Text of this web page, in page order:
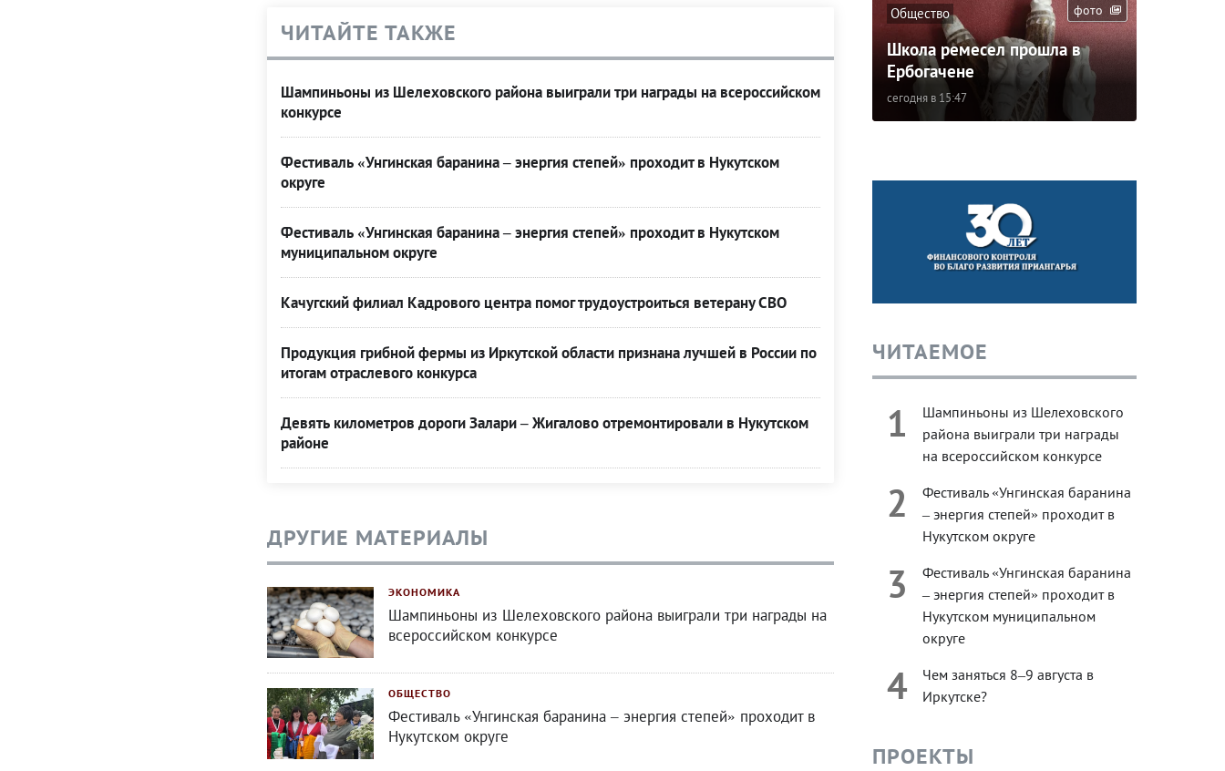
ЧИТАЙТЕ ТАКЖЕ
Шампиньоны из Шелеховского района выиграли три награды на всероссийском
конкурсе
Фестиваль «Унгинская баранина – энергия степей» проходит в Нукутском
округе
Фестиваль «Унгинская баранина – энергия степей» проходит в Нукутском
муниципальном округе
Качугский филиал Кадрового центра помог трудоустроиться ветерану СВО
Продукция грибной фермы из Иркутской области признана лучшей в России по
итогам отраслевого конкурса
Девять километров дороги Залари – Жигалово отремонтировали в Нукутском
районе
ДРУГИЕ МАТЕРИАЛЫ
ЭКОНОМИКА
Шампиньоны из Шелеховского района выиграли три награды на
всероссийском конкурсе
ОБЩЕСТВО
Фестиваль «Унгинская баранина – энергия степей» проходит в
Нукутском округе
фото
Общество
Школа ремесел прошла в
Ербогачене
сегодня в 15:47
ЧИТАЕМОЕ
1
Шампиньоны из Шелеховского
района выиграли три награды
на всероссийском конкурсе
2
Фестиваль «Унгинская баранина
– энергия степей» проходит в
Нукутском округе
3
Фестиваль «Унгинская баранина
– энергия степей» проходит в
Нукутском муниципальном
округе
4
Чем заняться 8–9 августа в
Иркутске?
ПРОЕКТЫ